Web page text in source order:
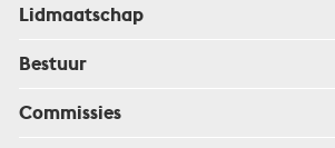
Lidmaatschap
Bestuur
Commissies